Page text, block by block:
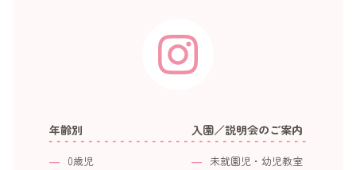
年齢別
0歳児
入園／説明会のご案内
未就園児・幼児教室